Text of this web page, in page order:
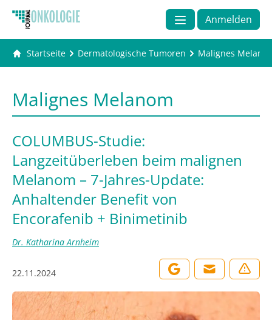
Anmelden
Startseite Dermatologische Tumoren Malignes
Malignes Melanom
COLUMBUS-Studie:
Langzeitüberleben beim malignen
Melanom – 7-Jahres-Update:
Anhaltender Benefit von
Encorafenib + Binimetinib
Dr. Katharina Arnheim
22.11.2024